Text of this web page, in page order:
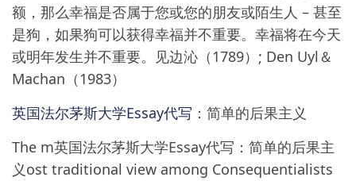
额，那么幸福是否属于您或您的朋友或陌生人 – 甚至
是狗，如果狗可以获得幸福并不重要。幸福将在今天
或明年发生并不重要。见边沁（1789）; Den Uyl＆
Machan（1983）
英国法尔茅斯大学Essay代写 ：简单的后果主义
The m英国法尔茅斯大学Essay代写：简单的后果主
义ost traditional view among Consequentialists